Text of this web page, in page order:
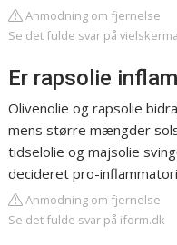
Anmodning om fjernelse
Se det fulde svar på
Er rapsolie
Olivenolie og rapsolie
mens større mængder
tidselolie og majsolie
decideret pro-
Anmodning om fjernelse
Se det fulde svar på iform.dk